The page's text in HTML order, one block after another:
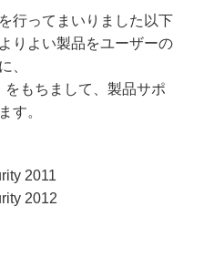
行ってまいりました以下
りよい製品をユーザーの
、
もちまして、製品サポ
す。
2011
2012